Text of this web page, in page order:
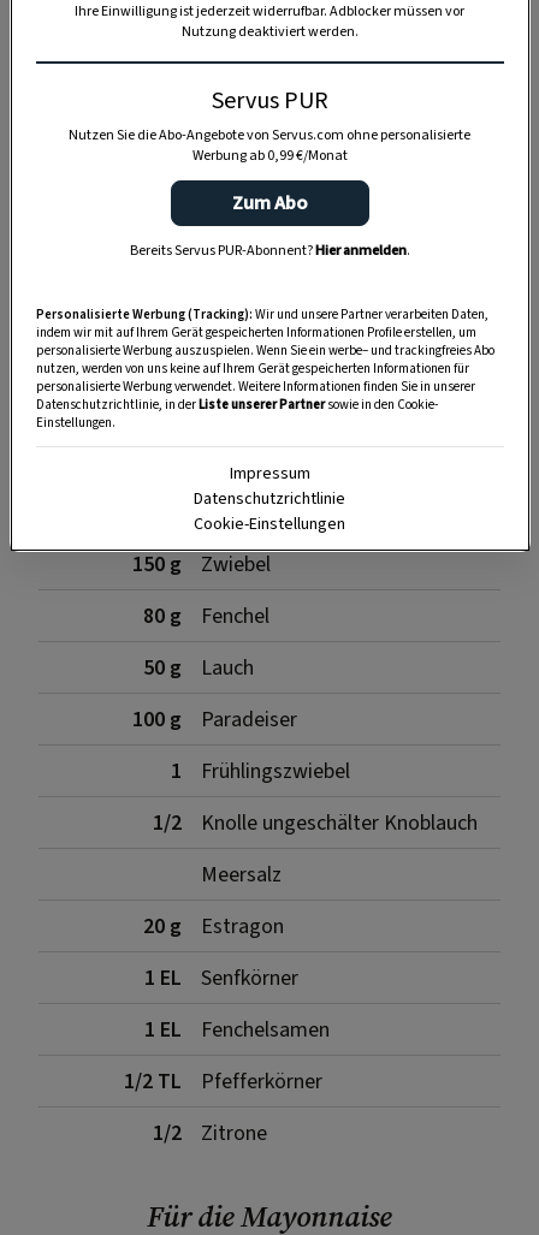
SPEICHERN DRUCKEN
Zutaten
Fischkarkassen
150 g
Zwiebel
80 g
Fenchel
50 g
Lauch
100 g
Paradeiser
1
Frühlingszwiebel
1/2
Knolle ungeschälter Knoblauch
Meersalz
20 g
Estragon
1 EL
Senfkörner
1 EL
Fenchelsamen
1/2 TL
Pfefferkörner
1/2
Zitrone
Für die Mayonnaise
Ihre Einwilligung ist jederzeit widerrufbar. Adblocker müssen vor
Nutzung deaktiviert werden.
Servus PUR
Nutzen Sie die Abo-Angebote von Servus.com ohne personalisierte
Werbung ab 0,99 €/Monat
Zum Abo
Bereits Servus PUR-Abonnent?Hier anmelden.
Personalisierte Werbung (Tracking): Wir und unsere Partner verarbeiten Daten,
indem wir mit auf Ihrem Gerät gespeicherten Informationen Profile erstellen, um
personalisierte Werbung auszuspielen. Wenn Sie ein werbe– und trackingfreies Abo
nutzen, werden von uns keine auf Ihrem Gerät gespeicherten Informationen für
personalisierte Werbung verwendet. Weitere Informationen finden Sie in unserer
Datenschutzrichtlinie, in derListe unserer Partnersowie in den Cookie-
Einstellungen.
Impressum
Datenschutzrichtlinie
Cookie-Einstellungen